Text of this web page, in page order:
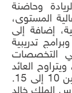
وحاضنة
المستوى،
إضافة إلى
تدريبية
التخصصات
ويتراوح العائد
السنوي التقريبي لهذا القطاع ما بين 10 إلى 15.